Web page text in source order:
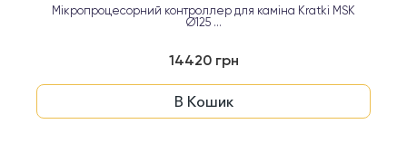
Мікропроцесорний контроллер для каміна Kratki MSK
Ø125 ...
14420 грн
В Кошик